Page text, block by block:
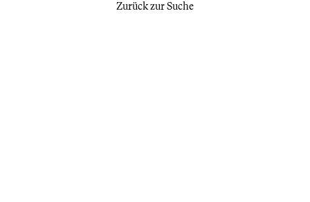
Zurück zur Suche